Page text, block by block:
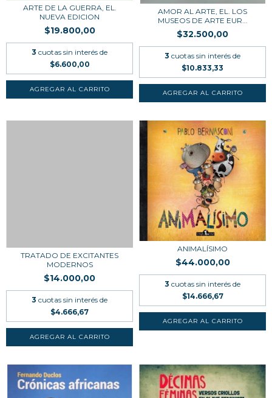
ARTE DE LA GUERRA, EL.
NUEVA EDICION
$19.800,00
3 cuotas sin interés de
$6.600,00
AMOR AL ARTE, EL. LOS
MUSEOS DE ARTE EUR...
$32.500,00
3 cuotas sin interés de
$10.833,33
TRATADO DE EXCITANTES
MODERNOS
$14.000,00
3 cuotas sin interés de
$4.666,67
ANIMALÍSIMO
$44.000,00
3 cuotas sin interés de
$14.666,67